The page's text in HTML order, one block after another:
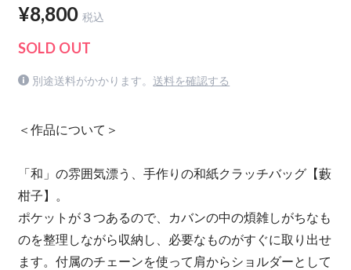
¥8,800 税込
SOLD OUT
別途送料がかかります。 送料を確認する
＜作品について＞
「和」の雰囲気漂う、手作りの和紙クラッチバッグ【藪
柑子】。
ポケットが３つあるので、カバンの中の煩雑しがちなも
のを整理しながら収納し、必要なものがすぐに取り出せ
ます。付属のチェーンを使って肩からショルダーとして